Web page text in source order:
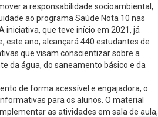
a responsabilidade socioambiental,
ao programa Saúde Nota 10 nas
iniciativa, que teve início em 2021, já
este ano, alcançará 440 estudantes de
que visam conscientizar sobre a
da água, do saneamento básico e da
de forma acessível e engajadora, o
para os alunos. O material
as atividades em sala de aula,